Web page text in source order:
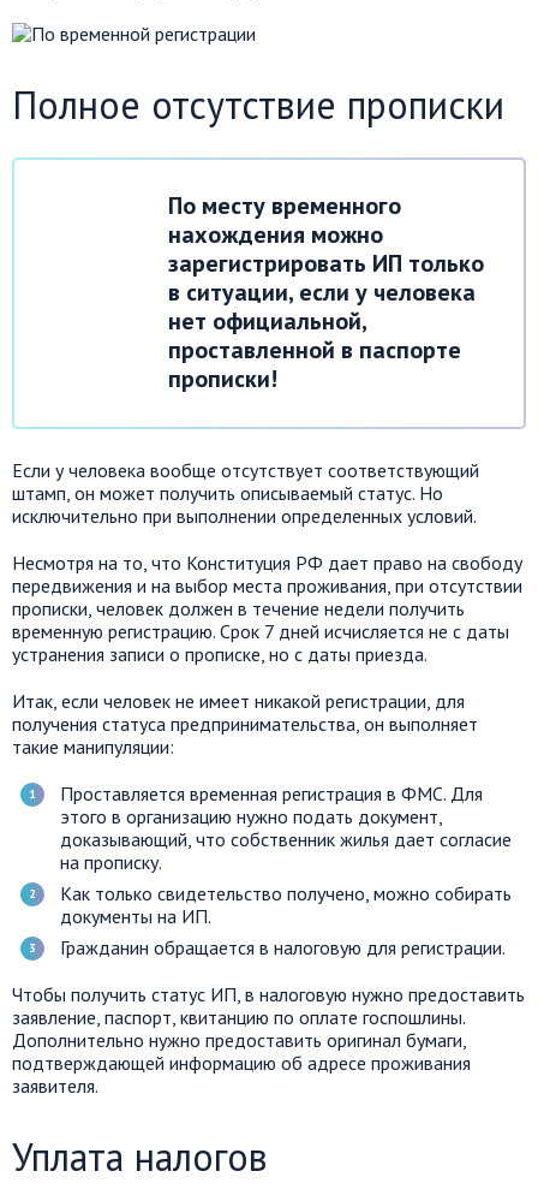
Полное отсутствие прописки
По месту временного
нахождения можно
зарегистрировать ИП только
в ситуации, если у человека
нет официальной,
проставленной в паспорте
прописки!
Если у человека вообще отсутствует соответствующий
штамп, он может получить описываемый статус. Но
исключительно при выполнении определенных условий.
Несмотря на то, что Конституция РФ дает право на свободу
передвижения и на выбор места проживания, при отсутствии
прописки, человек должен в течение недели получить
временную регистрацию. Срок 7 дней исчисляется не с даты
устранения записи о прописке, но с даты приезда.
Итак, если человек не имеет никакой регистрации, для
получения статуса предпринимательства, он выполняет
такие манипуляции:
Проставляется временная регистрация в ФМС. Для
этого в организацию нужно подать документ,
доказывающий, что собственник жилья дает согласие
на прописку.
Как только свидетельство получено, можно собирать
документы на ИП.
Гражданин обращается в налоговую для регистрации.
Чтобы получить статус ИП, в налоговую нужно предоставить
заявление, паспорт, квитанцию по оплате госпошлины.
Дополнительно нужно предоставить оригинал бумаги,
подтверждающей информацию об адресе проживания
заявителя.
Уплата налогов